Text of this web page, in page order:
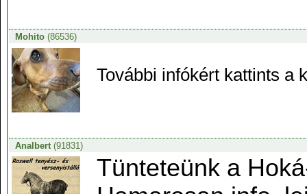
Mohito(86536)
További infókért kattints a
Analbert(91831)
Tünteteünk a